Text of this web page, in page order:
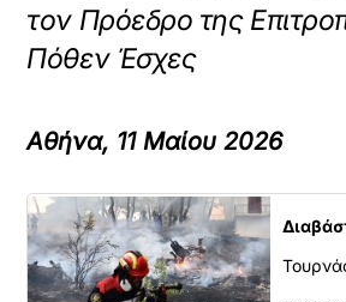
τον Πρόεδρο της
Πόθεν Έσχες
Αθήνα, 11 Μαίου 2026